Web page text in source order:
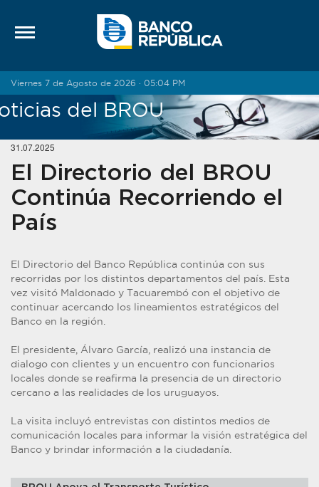
Viernes 7 de Agosto de 2026 · 05:04 PM
del BROU
31.07.2025
El Directorio del BROU
Continúa Recorriendo el
País
El Directorio del Banco República continúa con sus
recorridas por los distintos departamentos del país. Esta
vez visitó Maldonado y Tacuarembó con el objetivo de
continuar acercando los lineamientos estratégicos del
Banco en la región.
El presidente, Álvaro García, realizó una instancia de
dialogo con clientes y un encuentro con funcionarios
locales donde se reafirma la presencia de un directorio
cercano a las realidades de los uruguayos.
La visita incluyó entrevistas con distintos medios de
comunicación locales para informar la visión estratégica del
Banco y brindar información a la ciudadanía.